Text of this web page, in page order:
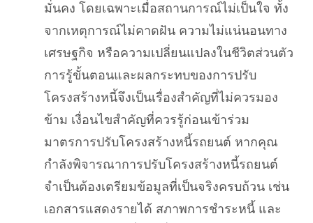
มั่นคง โดยเฉพาะเมื่อสถานการณ์ไม่เป็นใจ ทั้ง
จากเหตุการณ์ไม่คาดฝัน ความไม่แน่นอนทาง
เศรษฐกิจ หรือความเปลี่ยนแปลงในชีวิตส่วนตัว
การรู้ขั้นตอนและผลกระทบของการปรับ
โครงสร้างหนี้จึงเป็นเรื่องสำคัญที่ไม่ควรมอง
ข้าม เงื่อนไขสำคัญที่ควรรู้ก่อนเข้าร่วม
มาตรการปรับโครงสร้างหนี้รถยนต์ หากคุณ
กำลังพิจารณาการปรับโครงสร้างหนี้รถยนต์
จำเป็นต้องเตรียมข้อมูลที่เป็นจริงครบถ้วน เช่น
เอกสารแสดงรายได้ สภาพการชำระหนี้ และ